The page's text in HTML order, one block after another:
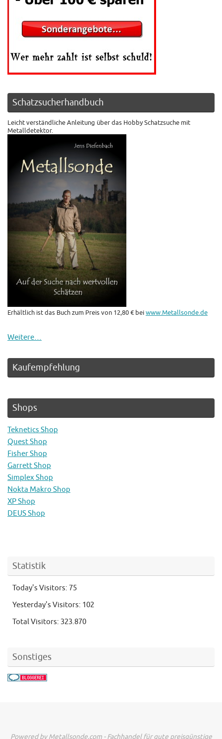
Schatzsucherhandbuch
Leicht verständliche Anleitung über das Hobby Schatzsuche mit
Metalldetektor.
Erhältlich ist das Buch zum Preis von 12,80 € beiwww.Metallsonde.de
Weitere…
Kaufempfehlung
Shops
Teknetics Shop
Quest Shop
Fisher Shop
Garrett Shop
Simplex Shop
Nokta Makro Shop
XP Shop
DEUS Shop
Statistik
Today's Visitors: 75
Yesterday's Visitors: 102
Total Visitors: 323.870
Sonstiges
Powered by Metallsonde.com - Fachhandel für gute preisgünstige